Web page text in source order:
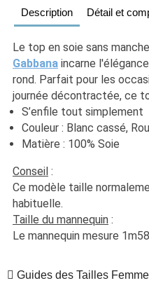
Description Détail et
Le top en soie sans
Gabbana incarne
rond. Parfait pour les
journée décontractée, ce
S’enfile tout simplement
Couleur : Blanc cassé,
Matière : 100% Soie
Conseil :
Ce modèle taille
habituelle.
Taille du mannequin :
Le mannequin mesure
Guides des Tailles Femme